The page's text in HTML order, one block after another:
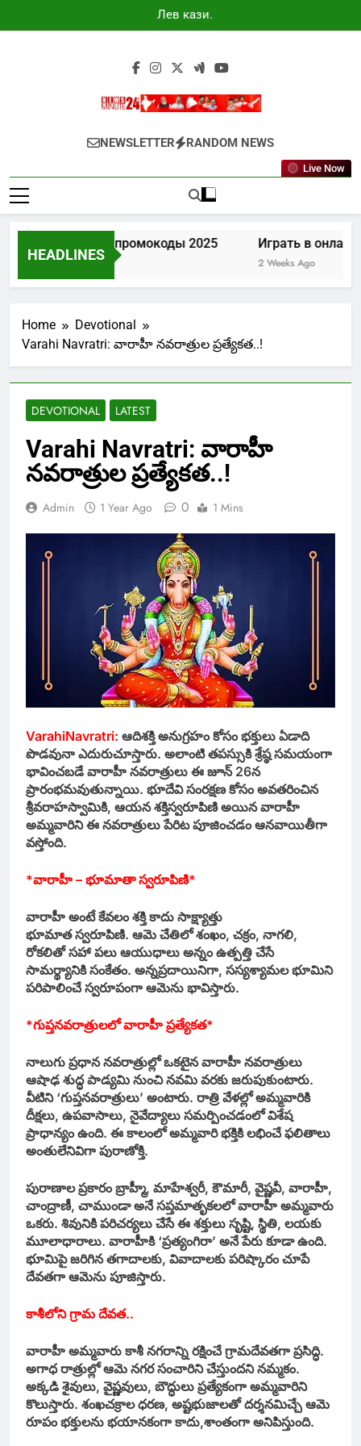
to
Лев казино
промокоды
Newsminute24
Get All Updated Telugu News
NEWSLETTER RANDOM NEWS
Live Now
HEADLINES
Лев казино промокоды 2025
7 Days Ago
Играть в онлайн
2 Weeks Ago
Home
Devotional
Varahi Navratri: వారాహీ నవరాత్రుల ప్రత్యేకత..!
DEVOTIONAL LATEST
Varahi Navratri: వారాహీ
నవరాత్రుల ప్రత్యేకత..!
Admin 1 Year Ago 0 1 Mins
VarahiNavratri: ఆదిశక్తి అనుగ్రహం కోసం భక్తులు ఏడాది
పొడవునా ఎదురుచూస్తారు. అలాంటి తపస్సుకి శ్రేష్ఠ సమయంగా
భావించబడే వారాహీ నవరాత్రులు ఈ జూన్ 26న
ప్రారంభమవుతున్నాయి. భూదేవి సంరక్షణ కోసం అవతరించిన
శ్రీవరాహస్వామికి, ఆయన శక్తిస్వరూపిణి అయిన వారాహీ
అమ్మవారిని ఈ నవరాత్రులు పేరిట పూజించడం ఆనవాయితీగా
వస్తోంది.
*వారాహీ – భూమాతా స్వరూపిణి*
వారాహీ అంటే కేవలం శక్తి కాదు సాక్ష్యాత్తు
భూమాత స్వరూపిణి. ఆమె చేతిలో శంఖం, చక్రం, నాగలి,
రోకలితో సహా పలు ఆయుధాలు అన్నం ఉత్పత్తి చేసే
సామర్థ్యానికి సంకేతం. అన్నప్రదాయినిగా, సస్యశ్యామల భూమిని
పరిపాలించే స్వరూపంగా ఆమెను భావిస్తారు.
*గుప్తనవరాత్రులలో వారాహీ ప్రత్యేకత*
నాలుగు ప్రధాన నవరాత్రుల్లో ఒకటైన వారాహీ నవరాత్రులు
ఆషాఢ శుద్ధ పాడ్యమి నుంచి నవమి వరకు జరుపుకుంటారు.
వీటిని ‘గుప్తనవరాత్రులు’ అంటారు. రాత్రి వేళల్లో అమ్మవారికి
దీక్షలు, ఉపవాసాలు, నైవేద్యాలు సమర్పించడంలో విశేష
ప్రాధాన్యం ఉంది. ఈ కాలంలో అమ్మవారి భక్తికి లభించే ఫలితాలు
అంతులేనివిగా పురాణోక్తి.
పురాణాల ప్రకారం బ్రాహ్మీ, మాహేశ్వరీ, కౌమారీ, వైష్ణవీ, వారాహీ,
చాంద్రాణీ, చాముండా అనే సప్తమాతృకలలో వారాహీ అమ్మవారు
ఒకరు. శివునికి పరిచర్యలు చేసే ఈ శక్తులు సృష్టి, స్థితి, లయకు
మూలాధారాలు. వారాహీకి ‘ప్రత్యంగిరా’ అనే పేరు కూడా ఉంది.
భూమిపై జరిగిన తగాదాలకు, వివాదాలకు పరిష్కారం చూపే
దేవతగా ఆమెను పూజిస్తారు.
కాశీలోని గ్రామ దేవత..
వారాహీ అమ్మవారు కాశీ నగరాన్ని రక్షించే గ్రామదేవతగా ప్రసిద్ధి.
అగాధ రాత్రుల్లో ఆమె నగర సంచారిని చేస్తుందని నమ్మకం.
అక్కడి శైవులు, వైష్ణవులు, బౌద్ధులు ప్రత్యేకంగా అమ్మవారిని
కొలుస్తారు. శంఖచక్రాల ధరణ, అష్టభుజాలతో దర్శనమిచ్చే ఆమె
రూపం భక్తులను భయానకంగా కాదు,శాంతంగా అనిపిస్తుంది.